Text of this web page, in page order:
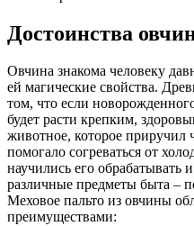
Достоинства
Овчина знакома человеку
ей магические свойства.
том, что если
будет расти крепким,
животное, которое приручил
помогало согреваться от
научились его обрабатывать
различные предметы быта –
Меховое пальто из овчины
преимуществами: